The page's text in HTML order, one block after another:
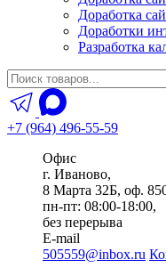
Доработка
Доработки
Разработка
+7 (964) 496-55-59
Офис
г. Иваново,
8 Марта 32Б, оф.
пн-пт: 08:00-18:00,
без перерыва
E-mail
505559@inbox.ru